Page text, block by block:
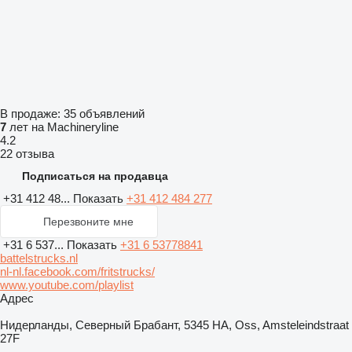
В продаже: 35 объявлений
7 лет на Machineryline
4.2
22 отзыва
Подписаться на продавца
+31 412 48... Показать +31 412 484 277
Перезвоните мне
+31 6 537... Показать +31 6 53778841
battelstrucks.nl
nl-nl.facebook.com/fritstrucks/
www.youtube.com/playlist
Адрес
Нидерланды, Северный Брабант, 5345 HA, Oss, Amsteleindstraat
27F